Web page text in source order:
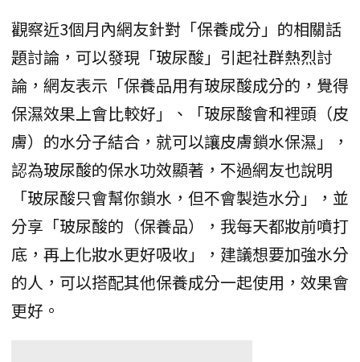
觀察近3個月內網友針對「保養成分」的相關話
題討論，可以發現「玻尿酸」引起社群熱烈討
論，網友表示「保養品用有玻尿酸成分的，覺得
保濕效果上會比較好」、「玻尿酸會和裡頭（皮
膚）的水分子結合，就可以讓皮膚鎖水保濕」，
認為玻尿酸的保水功效顯著，不過網友也說明
「玻尿酸只會幫你鎖水，但不會製造水分」，並
分享「玻尿酸的（保養品），我每天都妝前噴打
底，再上化妝水更好吸收」，建議想要加強水分
的人，可以搭配其他保養成分一起使用，效果會
更好。